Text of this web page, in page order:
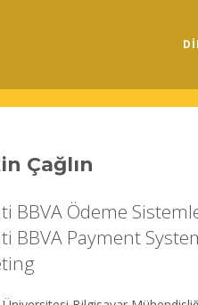
Çağlın
BBVA Ödeme
BBVA Payment